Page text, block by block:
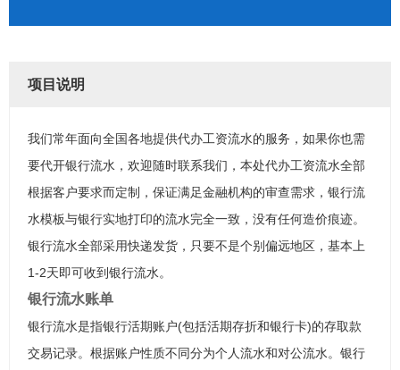
项目说明
我们常年面向全国各地提供代办工资流水的服务，如果你也需
要代开银行流水，欢迎随时联系我们，本处代办工资流水全部
根据客户要求而定制，保证满足金融机构的审查需求，银行流
水模板与银行实地打印的流水完全一致，没有任何造价痕迹。
银行流水全部采用快递发货，只要不是个别偏远地区，基本上
1-2天即可收到银行流水。
银行流水账单
银行流水是指银行活期账户(包括活期存折和银行卡)的存取款
交易记录。根据账户性质不同分为个人流水和对公流水。银行